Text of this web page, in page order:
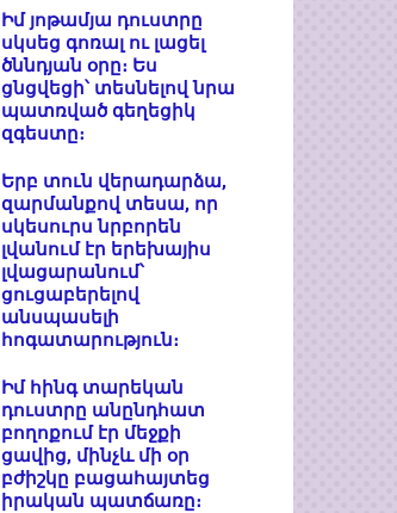
Իմ յոթամյա դուստրը
սկսեց գոռալ ու լացել
ծննդյան օրը։ Ես
ցնցվեցի՝ տեսնելով նրա
պատռված գեղեցիկ
զգեստը։
Երբ տուն վերադարձա,
զարմանքով տեսա, որ
սկեսուրս նրբորեն
լվանում էր երեխայիս
լվացարանում՝
ցուցաբերելով
անսպասելի
հոգատարություն։
Իմ հինգ տարեկան
դուստրը անընդհատ
բողոքում էր մեջքի
ցավից, մինչև մի օր
բժիշկը բացահայտեց
իրական պատճառը։